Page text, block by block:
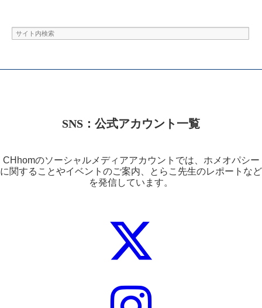
SNS：公式アカウント一覧
CHhomのソーシャルメディアアカウントでは、ホメオパシー
に関することやイベントのご案内、とらこ先生のレポートなど
を発信しています。